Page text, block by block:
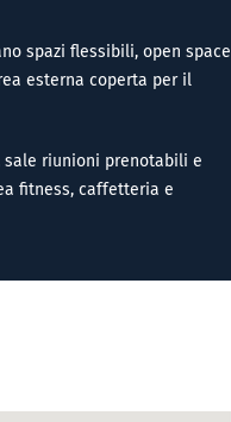
spazi flessibili, open space
esterna coperta per il
sale riunioni prenotabili e
fitness, caffetteria e